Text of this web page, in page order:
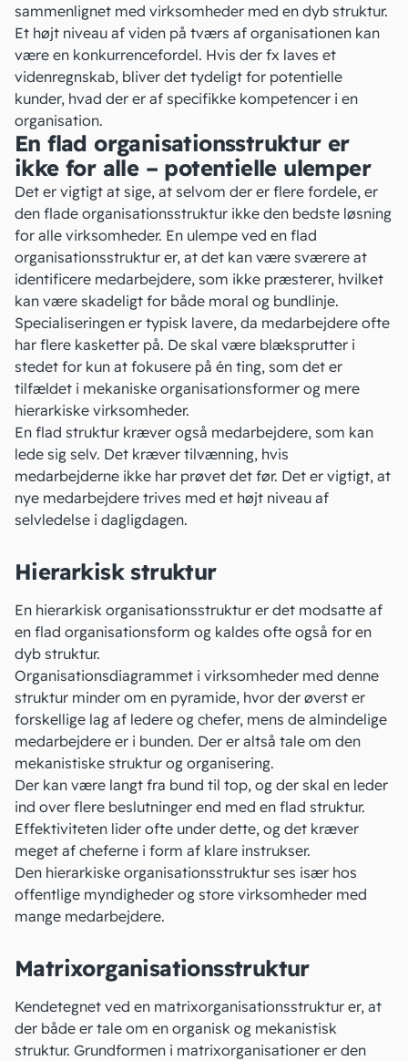
sammenlignet med virksomheder med en dyb struktur.
Et højt niveau af viden på tværs af organisationen kan
være en konkurrencefordel. Hvis der fx laves et
videnregnskab, bliver det tydeligt for potentielle
kunder, hvad der er af specifikke kompetencer i en
organisation.
En flad organisationsstruktur er
ikke for alle – potentielle ulemper
Det er vigtigt at sige, at selvom der er flere fordele, er
den flade organisationsstruktur ikke den bedste løsning
for alle virksomheder. En ulempe ved en flad
organisationsstruktur er, at det kan være sværere at
identificere medarbejdere, som ikke præsterer, hvilket
kan være skadeligt for både moral og bundlinje.
Specialiseringen er typisk lavere, da medarbejdere ofte
har flere kasketter på. De skal være blæksprutter i
stedet for kun at fokusere på én ting, som det er
tilfældet i mekaniske organisationsformer og mere
hierarkiske virksomheder.
En flad struktur kræver også medarbejdere, som kan
lede sig selv. Det kræver tilvænning, hvis
medarbejderne ikke har prøvet det før. Det er vigtigt, at
nye medarbejdere trives med et højt niveau af
selvledelse i dagligdagen.
Hierarkisk struktur
En hierarkisk organisationsstruktur er det modsatte af
en flad organisationsform og kaldes ofte også for en
dyb struktur.
Organisationsdiagrammet i virksomheder med denne
struktur minder om en pyramide, hvor der øverst er
forskellige lag af ledere og chefer, mens de almindelige
medarbejdere er i bunden. Der er altså tale om den
mekanistiske struktur og organisering.
Der kan være langt fra bund til top, og der skal en leder
ind over flere beslutninger end med en flad struktur.
Effektiviteten lider ofte under dette, og det kræver
meget af cheferne i form af klare instrukser.
Den hierarkiske organisationsstruktur ses især hos
offentlige myndigheder og store virksomheder med
mange medarbejdere.
Matrixorganisationsstruktur
Kendetegnet ved en matrixorganisationsstruktur er, at
der både er tale om en organisk og mekanistisk
struktur. Grundformen i matrixorganisationer er den